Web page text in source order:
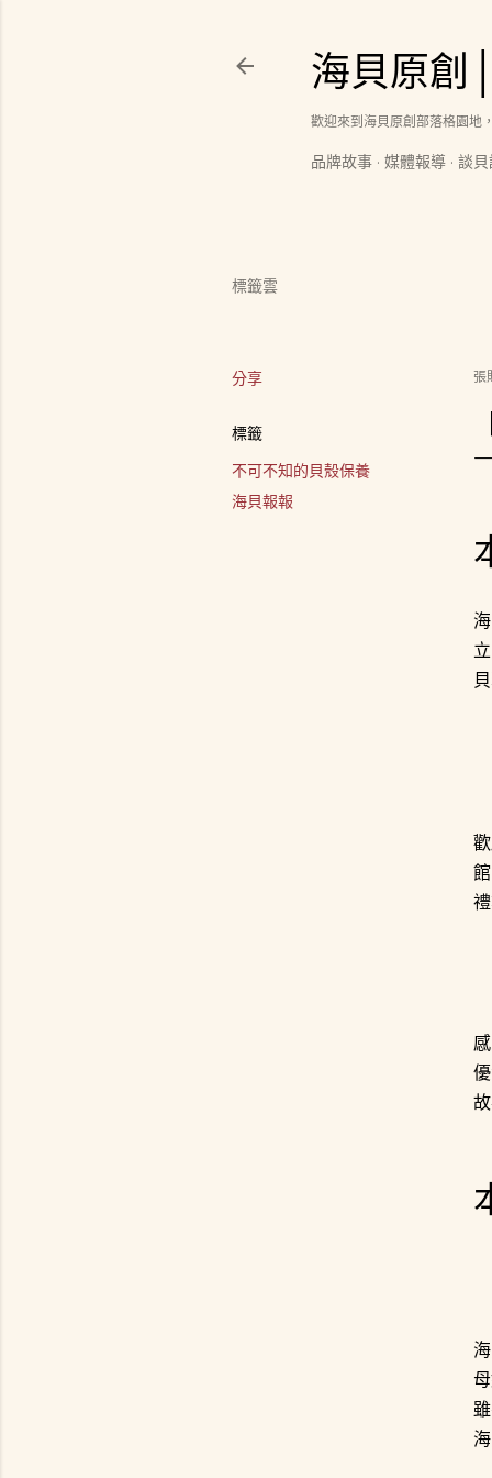
海貝原創
歡迎來到海貝原創部落格園地
品牌故事 媒體報導 談
標籤雲
分享
標籤
不可不知的貝殼保養
海貝報報
張